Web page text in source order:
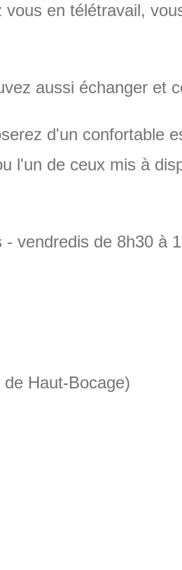
vous en télétravail,
aussi échanger et
d'un confortable
l'un de ceux mis à
vendredis de 8h30 à
Haut-Bocage)